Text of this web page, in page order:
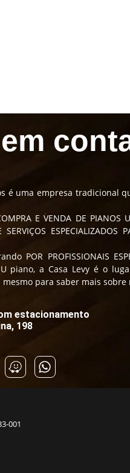
é uma empresa tradicional
E VENDA DE PIANOS
ESPECIALIZADOS
POR PROFISSIONAIS
piano, a Casa Levy é o
para saber mais
estacionamento
198
001